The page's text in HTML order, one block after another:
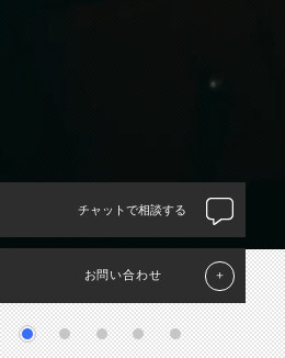
チャットで相談する
お問い合わせ ＋